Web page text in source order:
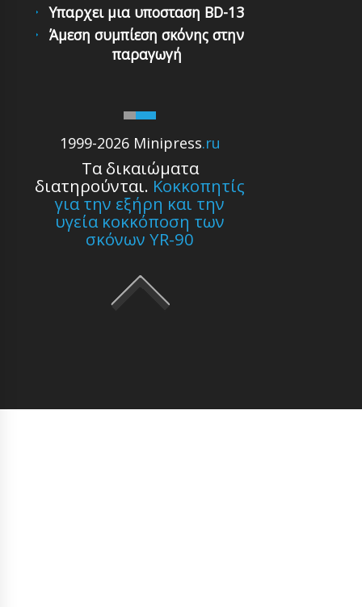
1999-2026 Minipress.ru
Τα δικαιώματα
διατηρούνται. Κοκκοπητίς
για την εξήρη και την
υγεία κοκκόποση των
σκόνων YR-90
Υπαρχει μια υποσταση BD-13
Άμεση συμπίεση σκόνης στην
παραγωγή